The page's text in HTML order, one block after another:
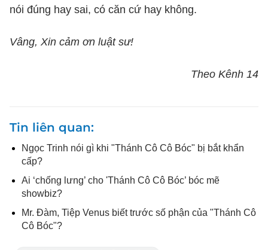
nói đúng hay sai, có căn cứ hay không.
Vâng, Xin cảm ơn luật sư!
Theo Kênh 14
Tin liên quan
Ngọc Trinh nói gì khi "Thánh Cô Cô Bóc" bị bắt khẩn
cấp?
Ai ‘chống lưng’ cho 'Thánh Cô Cô Bóc’ bóc mẽ
showbiz?
Mr. Đàm, Tiệp Venus biết trước số phận của "Thánh Cô
Cô Bóc"?